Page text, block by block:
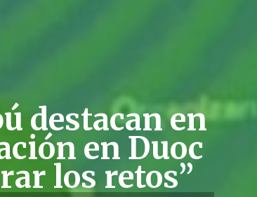
destacan en
en Duoc
los retos”